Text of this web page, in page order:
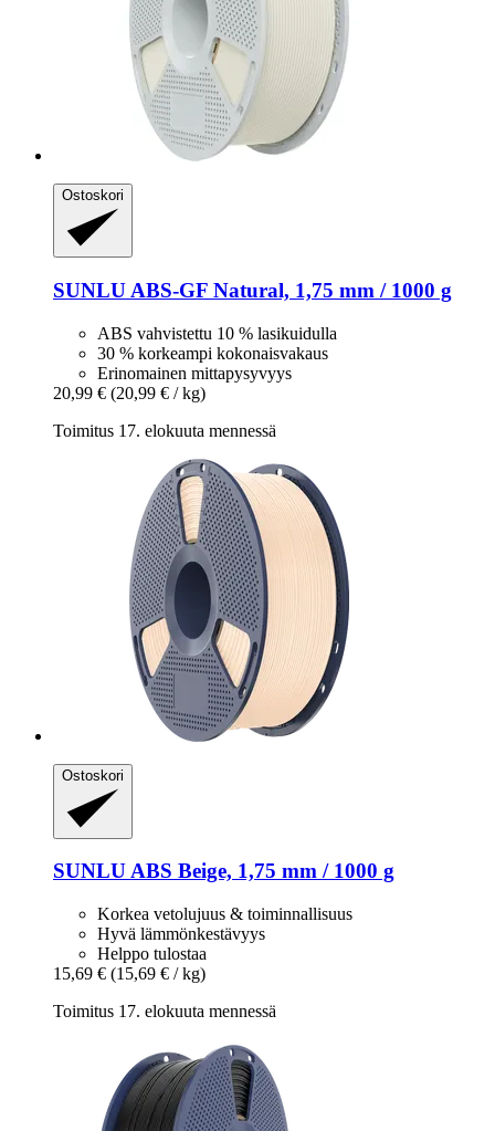
Ostoskori
SUNLU ABS-​GF Natural, 1,75 mm / 1000 g
ABS vahvistettu 10 % lasikuidulla
30 % korkeampi kokonaisvakaus
Erinomainen mittapysyvyys
20,99 € (20,99 € / kg)
Toimitus 17. elokuuta mennessä
Ostoskori
SUNLUABS Beige, 1,75 mm / 1000 g
Korkea vetolujuus & toiminnallisuus
Hyvä lämmönkestävyys
Helppo tulostaa
15,69 € (15,69 € / kg)
Toimitus 17. elokuuta mennessä